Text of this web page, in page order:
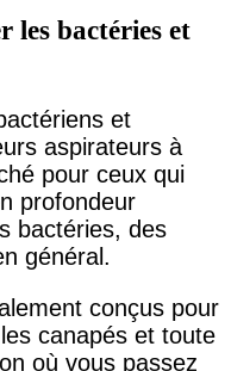
les bactéries et
et
aspirateurs à
pour ceux qui
profondeur
bactéries, des
général.
conçus pour
canapés et toute
où vous passez